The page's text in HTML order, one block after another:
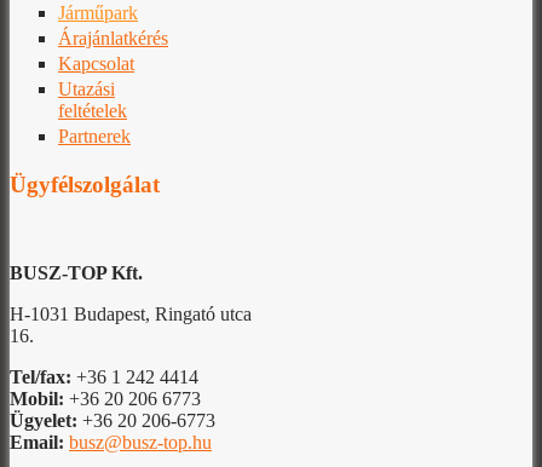
Járműpark
Árajánlatkérés
Kapcsolat
Utazási
feltételek
Partnerek
Ügyfélszolgálat
BUSZ-TOP Kft.
H-1031 Budapest, Ringató utca
16.
Tel/fax: +36 1 242 4414
Mobil: +36 20 206 6773
Ügyelet: +36 20 206-6773
Email: busz@busz-top.hu